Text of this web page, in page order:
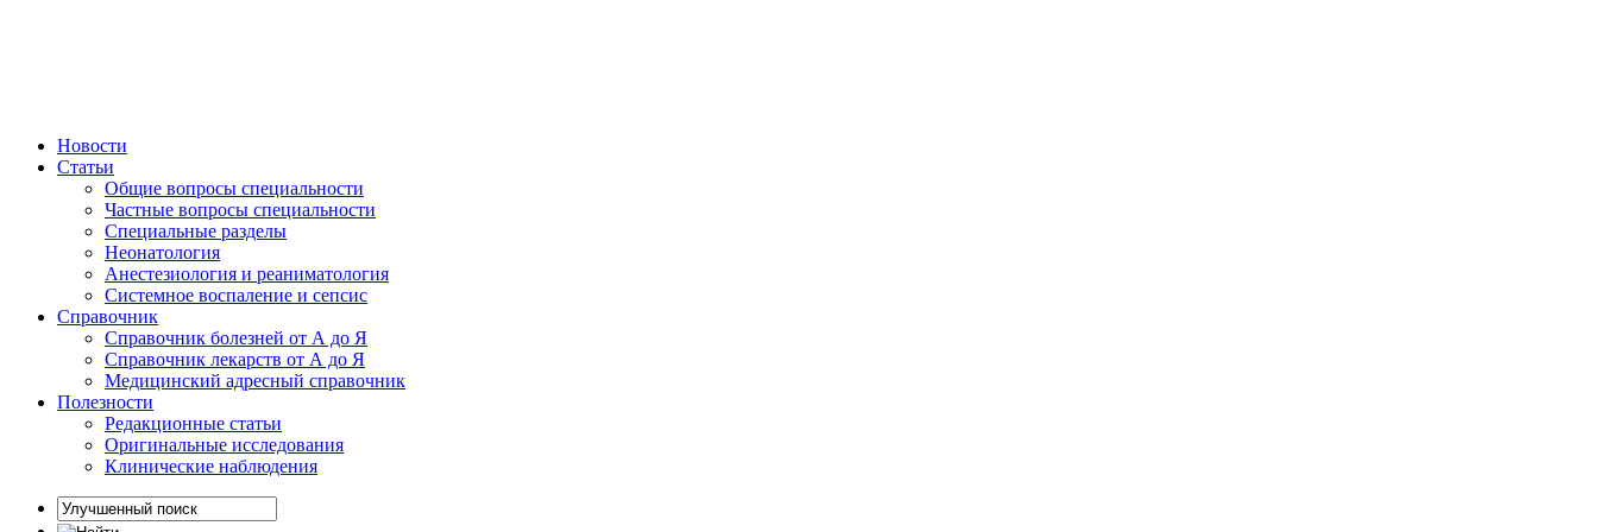
Новости
Статьи
Общие вопросы специальности
Частные вопросы специальности
Специальные разделы
Неонатология
Анестезиология и реаниматология
Системное воспаление и сепсис
Справочник
Справочник болезней от А до Я
Справочник лекарств от А до Я
Медицинский адресный справочник
Полезности
Редакционные статьи
Оригинальные исследования
Клинические наблюдения